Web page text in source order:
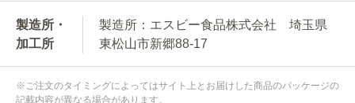
製造所・
加工所
製造所：エスビー食品株式会社 埼玉県
東松山市新郷88-17
※ご注文のタイミングによってはサイト上とお届けした商品のパッケージの
記載内容が異なる場合があります。